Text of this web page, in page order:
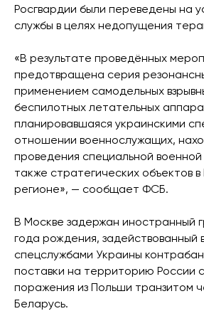
Росгвардии были переведены на
службы в целях недопущения
«В результате проведённых
предотвращена серия
применением самодельных
беспилотных летательных
планировавшаяся украинскими
отношении военнослужащих,
проведения специальной
также стратегических объектов
регионе», — сообщает ФСБ.
В Москве задержан иностранный
года рождения, задействованный
спецслужбами Украины
поставки на территорию России
поражения из Польши транзитом
Беларусь.